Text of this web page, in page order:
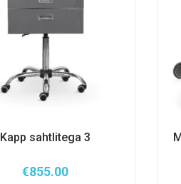
Kapp sahtlitega 3
€855.00